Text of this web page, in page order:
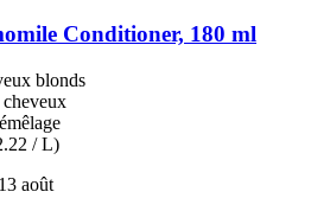
Conditioner, 180 ml
blonds
/ L)
août